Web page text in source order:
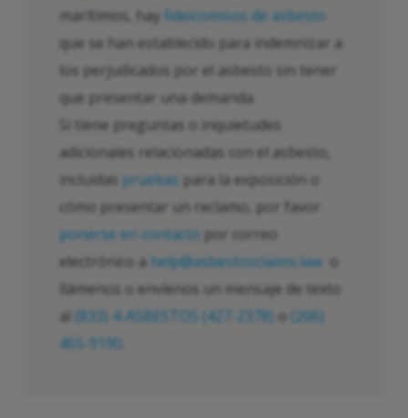
marítimos, hay fideicomisos de asbesto
que se han establecido para indemnizar a
los perjudicados por el asbesto sin tener
que presentar una demanda.
Si tiene preguntas o inquietudes
adicionales relacionadas con el asbesto,
incluidas pruebas para la exposición o
cómo presentar un reclamo, por favor
ponerse en contacto por correo
electrónico a help@asbestosclaims.law
llámenos o envíenos un mensaje de texto
al (833) 4-ASBESTOS (427-2378)
(206)
455-9190